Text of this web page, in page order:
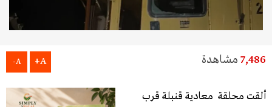
7,486 مشاهدة A+
A-
ألقت محلقة معادية قنبلة قرب